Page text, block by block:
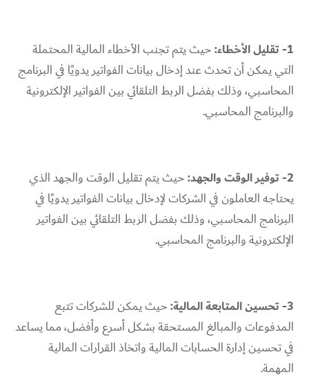
1- تقليل الأخطاء:
حيث يتم تجنب الأخطاء المالية المحتملة
التي يمكن أن تحدث عند إدخال بيانات الفواتير يدويًا في البرنامج
المحاسبي، وذلك بفضل الربط التلقائي بين الفواتير الإلكترونية
والبرنامج المحاسبي.
2- توفير الوقت والجهد:
حيث يتم تقليل الوقت والجهد الذي
يحتاجه العاملون في الشركات لإدخال بيانات الفواتير يدويًا في
البرنامج المحاسبي، وذلك بفضل الربط التلقائي بين الفواتير
الإلكترونية والبرنامج المحاسبي.
3- تحسين المتابعة المالية:
حيث يمكن للشركات تتبع
المدفوعات والمبالغ المستحقة بشكل أسرع وأفضل، مما يساعد
في تحسين إدارة الحسابات المالية واتخاذ القرارات المالية
المهمة.